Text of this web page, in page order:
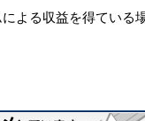
よる収益を得ている